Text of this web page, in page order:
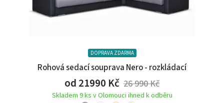
DOPRAVA ZDARMA
Rohová sedací souprava Nero - rozkládací
od 21990 Kč 26 990Kč
Skladem 9 ks v Olomouci ihned k odběru